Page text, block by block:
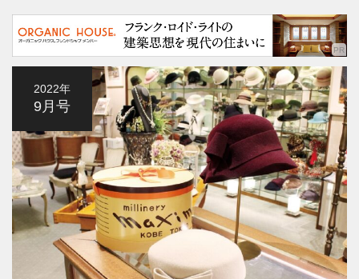
2022年
9月号